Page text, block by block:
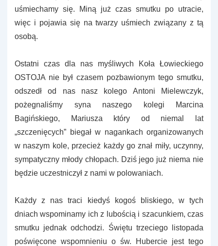
uśmiechamy się. Miną już czas smutku po utracie,
więc i pojawia się na twarzy uśmiech związany z tą
osobą.
Ostatni czas dla nas myśliwych Koła Łowieckiego
OSTOJA nie był czasem pozbawionym tego smutku,
odszedł od nas nasz kolego Antoni Mielewczyk,
pożegnaliśmy syna naszego kolegi Marcina
Bagińskiego, Mariusza który od niemal lat
„szczenięcych” biegał w nagankach organizowanych
w naszym kole, przecież każdy go znał miły, uczynny,
sympatyczny młody chłopach. Dziś jego już niema nie
będzie uczestniczył z nami w polowaniach.
Każdy z nas traci kiedyś kogoś bliskiego, w tych
dniach wspominamy ich z lubością i szacunkiem, czas
smutku jednak odchodzi. Świętu trzeciego listopada
poświęcone wspomnieniu o św. Hubercie jest tego